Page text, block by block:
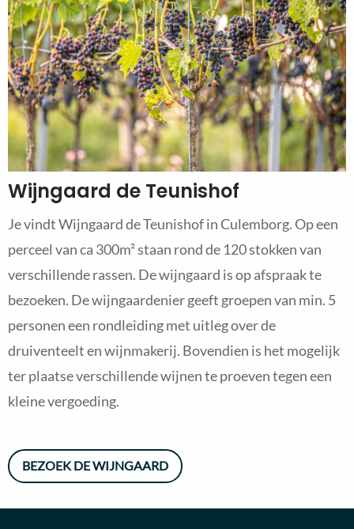
Wijngaard de Teunishof
Je vindt Wijngaard de Teunishof in Culemborg. Op een
perceel van ca 300m² staan rond de 120 stokken van
verschillende rassen. De wijngaard is op afspraak te
bezoeken. De wijngaardenier geeft groepen van min. 5
personen een rondleiding met uitleg over de
druiventeelt en wijnmakerij. Bovendien is het mogelijk
ter plaatse verschillende wijnen te proeven tegen een
kleine vergoeding.
BEZOEK DE WIJNGAARD